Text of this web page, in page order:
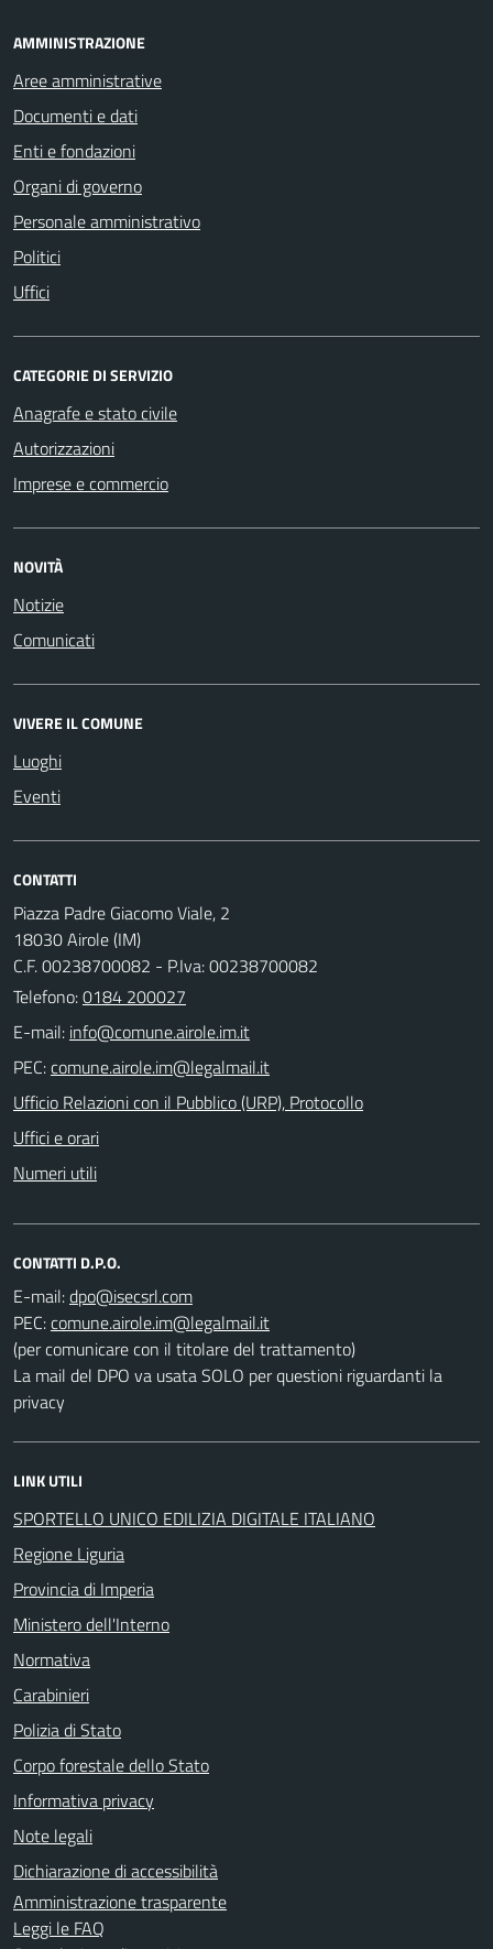
AMMINISTRAZIONE
Aree amministrative
Documenti e dati
Enti e fondazioni
Organi di governo
Personale amministrativo
Politici
Uffici
CATEGORIE DI SERVIZIO
Anagrafe e stato civile
Autorizzazioni
Imprese e commercio
NOVITÀ
Notizie
Comunicati
VIVERE IL COMUNE
Luoghi
Eventi
CONTATTI
Piazza Padre Giacomo Viale, 2
18030 Airole (IM)
C.F. 00238700082 - P.Iva: 00238700082
Telefono:0184 200027
E-mail:
PEC:
Ufficio Relazioni con il Pubblico (URP), Protocollo
Uffici e orari
Numeri utili
CONTATTI D.P.O.
E-mail:
PEC:
(per comunicare con il titolare del trattamento)
La mail del DPO va usata SOLO per questioni riguardanti la
privacy
LINK UTILI
SPORTELLO UNICO EDILIZIA DIGITALE ITALIANO
Regione Liguria
Provincia di Imperia
Ministero dell'Interno
Normativa
Carabinieri
Polizia di Stato
Corpo forestale dello Stato
Informativa privacy
Note legali
Dichiarazione di accessibilità
Amministrazione trasparente
Leggi le FAQ